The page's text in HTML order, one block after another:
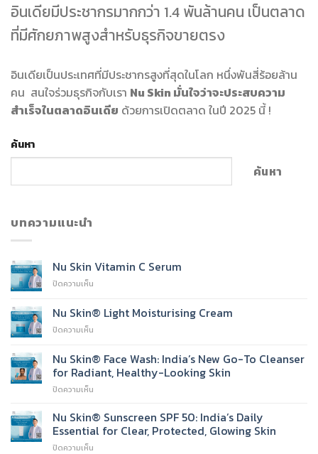
อินเดียมีประชากรมากกว่า 1.4 พันล้านคน เป็นตลาด
ที่มีศักยภาพสูงสำหรับธุรกิจขายตรง
อินเดียเป็นประเทศที่มีประชากรสูงที่สุดในโลก หนึ่งพันสี่ร้อยล้าน
คน สนใจร่วมธุรกิจกับเรา Nu Skin มั่นใจว่าจะประสบความ
สำเร็จในตลาดอินเดีย ด้วยการเปิดตลาด ในปี 2025 นี้ !
ค้นหา
ค้นหา
บทความแนะนำ
Nu Skin Vitamin C Serum
ปิดความเห็น
Skin
Vitamin
Nu Skin® Light Moisturising Cream
ปิดความเห็น
Skin®
Light
Moisturising
Nu Skin® Face Wash: India’s New Go-To Cleanser
for Radiant, Healthy-Looking Skin
ปิดความเห็น
Skin®
Face
Wash:
Nu Skin® Sunscreen SPF 50: India’s Daily
Essential for Clear, Protected, Glowing Skin
ปิดความเห็น